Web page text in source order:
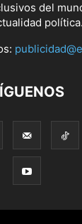
del
política.